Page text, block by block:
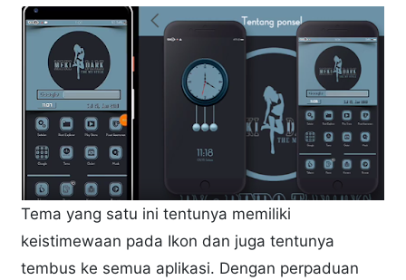
Tema yang satu ini tentunya memiliki
keistimewaan pada Ikon dan juga tentunya
tembus ke semua aplikasi. Dengan perpaduan